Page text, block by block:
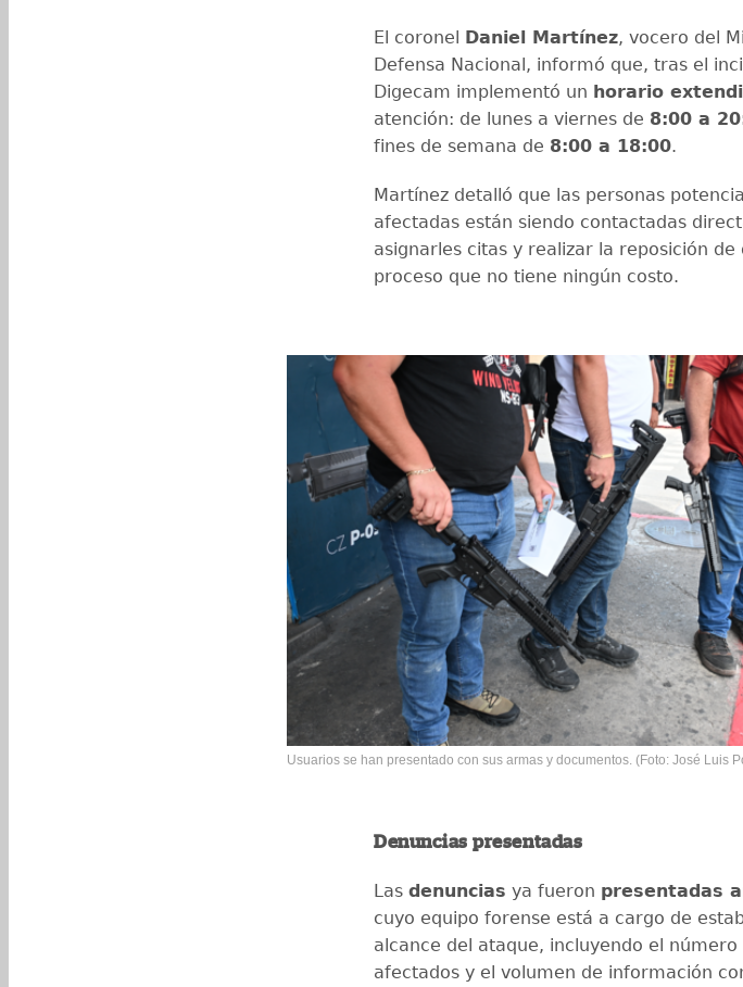
El coronel Daniel Martínez, vocero del
Defensa Nacional, informó que, tras el
Digecam implementó un horario
atención: de lunes a viernes de 8:00 a
fines de semana de 8:00 a 18:00.
Martínez detalló que las personas
afectadas están siendo contactadas
asignarles citas y realizar la reposición de
proceso que no tiene ningún costo.
Usuarios se han presentado con sus armas y documentos. (Foto: José Luis
Denuncias presentadas
Las denuncias ya fueron presentadas
cuyo equipo forense está a cargo de
alcance del ataque, incluyendo el número
afectados y el volumen de información